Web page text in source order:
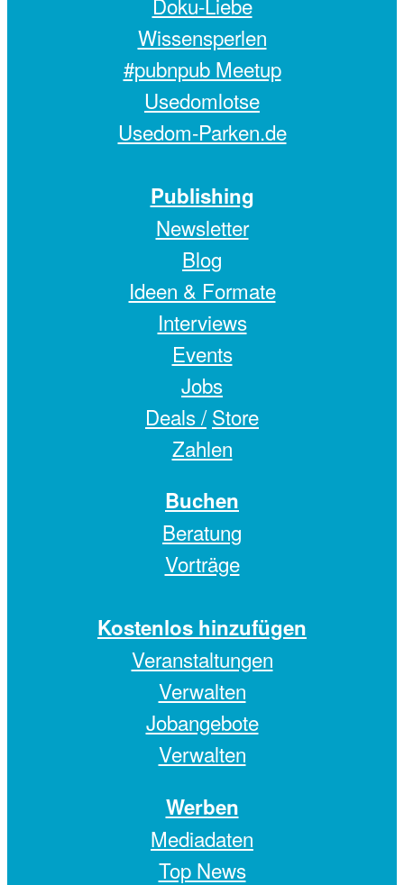
Wissensperlen
#pubnpub Meetup
Usedomlotse
Usedom-Parken.de
Publishing
Newsletter
Blog
Ideen & Formate
Interviews
Events
Jobs
Deals / Store
Zahlen
Buchen
Beratung
Vorträge
Kostenlos hinzufügen
Veranstaltungen
Verwalten
Jobangebote
Verwalten
Werben
Mediadaten
Top News